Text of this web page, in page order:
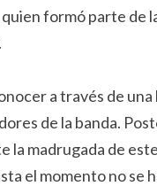
quien formó parte de
a través de
de la banda.
la madrugada de
el momento no se